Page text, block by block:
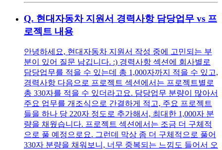
Q. 현대자동차 지원서 경력사항 담당업무 vs 프
로젝트 내용
안녕하세요, 현대자동차 지원서 작성 중에 고민되는 부
분이 있어 질문 남깁니다. :) 경력사항 섹션에 회사별로
담당업무를 적을 수 있는데 총 1,000자까지 적을 수 있고,
경력사항 다음으로 프로젝트 섹션에서는 프로젝트별로
총 330자를 적을 수 있더라고요. 담당업무 분량이 많아서
주요 업무를 개조식으로 간결하게 적고, 주요 프로젝트
들을 하나 당 220자 정도로 추가해서, 최대한 1,000자 분
량을 채웠습니다. 프로젝트 섹션에서는 조금 더 구체적
으로 풀 예정으로요. 그런데 막상 좀 더 구체적으로 풀어
330자 분량을 채워보니, 너무 중복되는 느낌도 들어서 오